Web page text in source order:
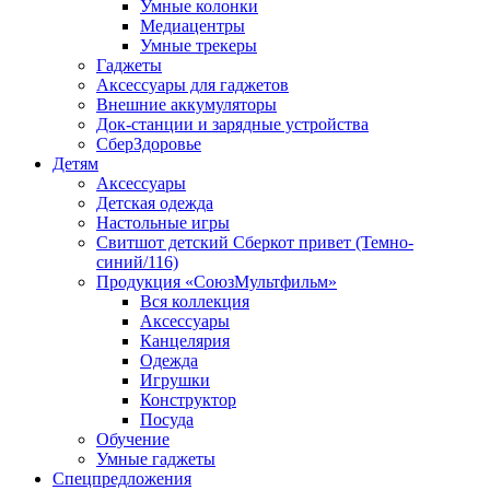
Умные колонки
Медиацентры
Умные трекеры
Гаджеты
Аксессуары для гаджетов
Внешние аккумуляторы
Док-станции и зарядные устройства
СберЗдоровье
Детям
Аксессуары
Детская одежда
Настольные игры
Свитшот детский Сберкот привет (Темно-
синий/116)
Продукция «СоюзМультфильм»
Вся коллекция
Аксессуары
Канцелярия
Одежда
Игрушки
Конструктор
Посуда
Обучение
Умные гаджеты
Спецпредложения